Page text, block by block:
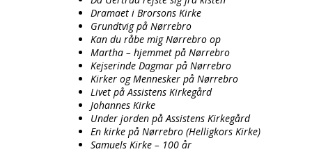
Dramaet i Brorsons Kirke
Grundtvig på Nørrebro
Kan du råbe mig Nørrebro op
Martha – hjemmet på Nørrebro
Kejserinde Dagmar på Nørrebro
Kirker og Mennesker på Nørrebro
Livet på Assistens Kirkegård
Johannes Kirke
Under jorden på Assistens Kirkegård
En kirke på Nørrebro (Helligkors Kirke)
Samuels Kirke – 100 år